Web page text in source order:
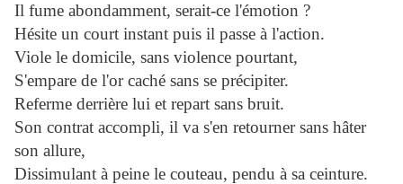
Il fume abondamment, serait-ce l'émotion ?
Hésite un court instant puis il passe à l'action.
Viole le domicile, sans violence pourtant,
S'empare de l'or caché sans se précipiter.
Referme derrière lui et repart sans bruit.
Son contrat accompli, il va s'en retourner sans hâter
son allure,
Dissimulant à peine le couteau, pendu à sa ceinture.